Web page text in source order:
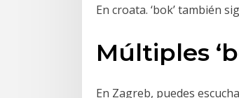
En croata. ‘bok’ también
Múltiples
En Zagreb, puedes